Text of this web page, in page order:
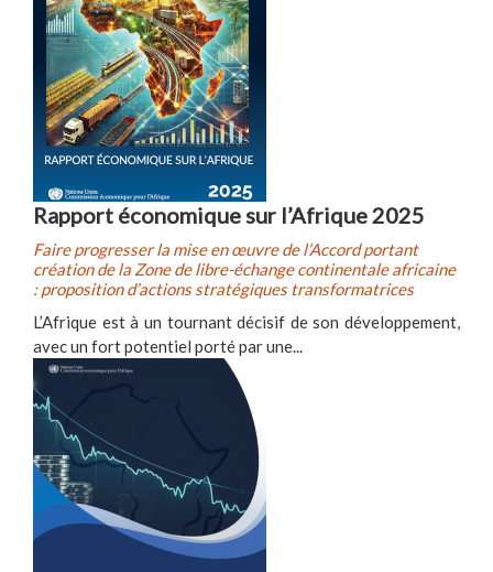
Rapport économique sur l’Afrique 2025
Faire progresser la mise en œuvre de l’Accord portant
création de la Zone de libre-échange continentale africaine
: proposition d’actions stratégiques transformatrices
L’Afrique est à un tournant décisif de son développement,
avec un fort potentiel porté par une...